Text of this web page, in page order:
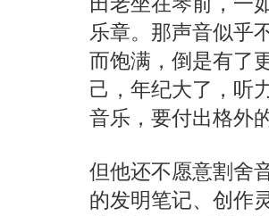
乐章。那声音似乎
而饱满，倒是有了
己，年纪大了，听
音乐，要付出格外
但他还不愿意割舍
的发明笔记、创作